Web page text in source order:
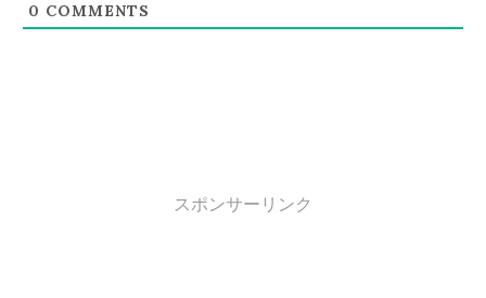
0 COMMENTS
スポンサーリンク